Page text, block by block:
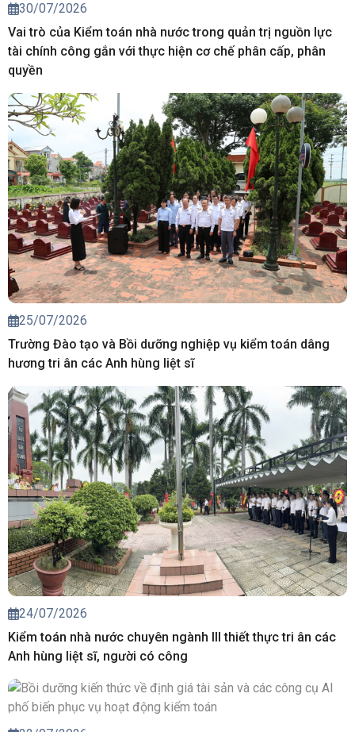
30/07/2026
Vai trò của Kiểm toán nhà nước trong quản trị nguồn lực
tài chính công gắn với thực hiện cơ chế phân cấp, phân
quyền
25/07/2026
Trường Đào tạo và Bồi dưỡng nghiệp vụ kiểm toán dâng
hương tri ân các Anh hùng liệt sĩ
24/07/2026
Kiểm toán nhà nước chuyên ngành III thiết thực tri ân các
Anh hùng liệt sĩ, người có công